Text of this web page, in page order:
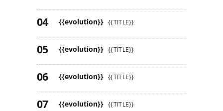
{{evolution}} {{TITLE}}
{{evolution}} {{TITLE}}
{{evolution}} {{TITLE}}
{{evolution}} {{TITLE}}